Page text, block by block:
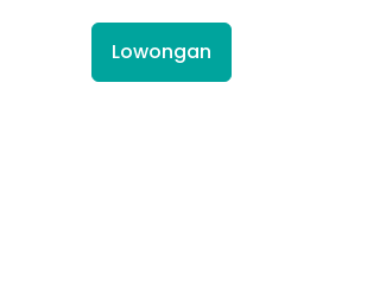
Lowongan